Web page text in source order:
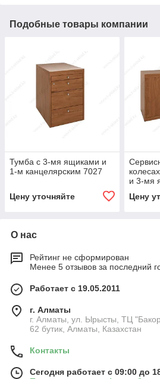
Подобные товары компании
Тумба с 3-мя ящиками и
1-м канцелярским 7027
Цену уточняйте
и 3-мя
Цену
О нас
Рейтинг не сформирован
Менее 5 отзывов за последний
Работает с 19.05.2011
г. Алматы
г. Алматы, ул. Ырысты, ТЦ
62 бутик, Алматы, Казахстан
Контакты
Сегодня работает с 09:00 до